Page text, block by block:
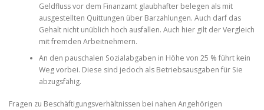
Geldfluss vor dem Finanzamt glaubhafter belegen als mit
ausgestellten Quittungen über Barzahlungen. Auch darf das
Gehalt nicht unüblich hoch ausfallen. Auch hier gilt der Vergleich
mit fremden Arbeitnehmern.
An den pauschalen Sozialabgaben in Höhe von 25 % führt kein
Weg vorbei. Diese sind jedoch als Betriebsausgaben für Sie
abzugsfähig.
Fragen zu Beschäftigungsverhältnissen bei nahen Angehörigen